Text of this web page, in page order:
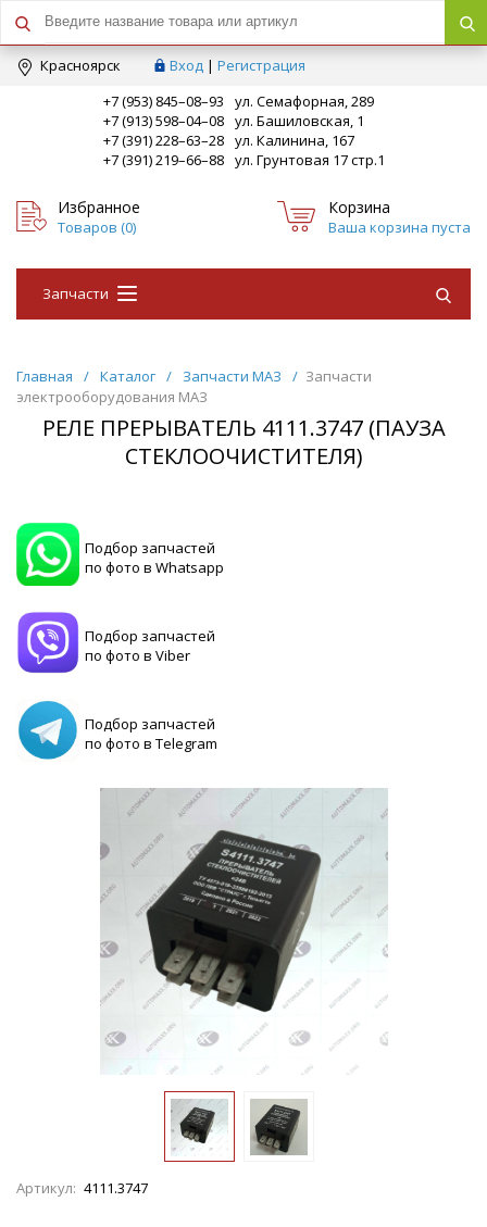
Краcноярск Вход | Регистрация
+7 (953) 845–08–93
ул. Семафорная, 289
+7 (913) 598–04–08 ул. Башиловская, 1
+7 (391) 228–63–28 ул. Калинина, 167
+7 (391) 219–66–88 ул. Грунтовая 17 стр.1
Избранное
Товаров (0)
Корзина
Ваша корзина пуста
Запчасти
Главная / Каталог / Запчасти МАЗ / Запчасти
электрооборудования МАЗ
РЕЛЕ ПРЕРЫВАТЕЛЬ 4111.3747 (ПАУЗА
СТЕКЛООЧИСТИТЕЛЯ)
Подбор запчастей
по фото в Whatsapp
Подбор запчастей
по фото в Viber
Подбор запчастей
по фото в Telegram
Артикул: 4111.3747